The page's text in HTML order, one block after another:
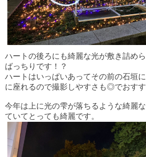
ハートの後ろにも綺麗な光が敷き詰め
ばっちりです！？
ハートはいっぱいあってその前の石垣
に座れるので撮影しやすさも◎でおすす
今年は上に光の雫が落ちるような綺麗
ていてとっても綺麗です。